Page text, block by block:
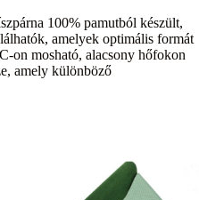
100% pamutból készült,
amelyek optimális formát
on mosható, alacsony hőfokon
amely különböző